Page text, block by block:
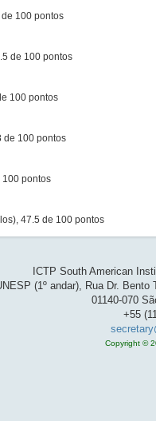
100 pontos
de 100 pontos
100 pontos
de 100 pontos
100 pontos
47.5 de 100 pontos
ICTP South American
(1º andar), Rua Dr.
01140-070
+55
Copyright ©